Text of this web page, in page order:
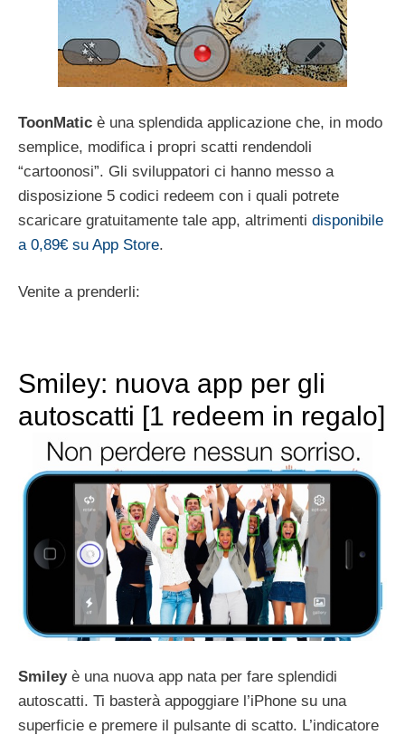
ToonMatic è una splendida applicazione che, in modo
semplice, modifica i propri scatti rendendoli
“cartoonosi”. Gli sviluppatori ci hanno messo a
disposizione 5 codici redeem con i quali potrete
scaricare gratuitamente tale app, altrimenti disponibile
a 0,89€ su App Store.
Venite a prenderli:
Smiley: nuova app per gli
autoscatti [1 redeem in regalo]
Smileyè una nuova app nata per fare splendidi
autoscatti. Ti basterà appoggiare l’iPhone su una
superficie e premere il pulsante di scatto. L’indicatore